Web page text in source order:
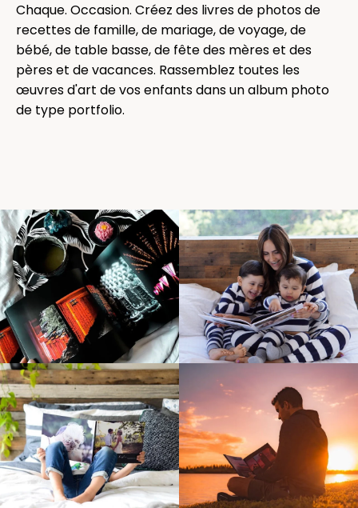
Chaque. Occasion. Créez des livres de photos de
recettes de famille, de mariage, de voyage, de
bébé, de table basse, de fête des mères et des
pères et de vacances. Rassemblez toutes les
œuvres d'art de vos enfants dans un album photo
de type portfolio.